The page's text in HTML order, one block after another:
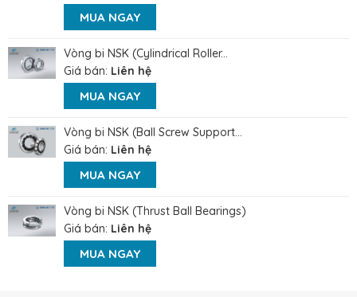
MUA NGAY
Vòng bi NSK (Cylindrical Roller...
Giá bán: Liên hệ
MUA NGAY
Vòng bi NSK (Ball Screw Support...
Giá bán: Liên hệ
MUA NGAY
Vòng bi NSK (Thrust Ball Bearings)
Giá bán: Liên hệ
MUA NGAY